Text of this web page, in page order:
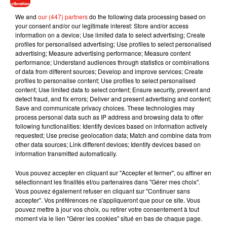
Retrouvez
revue à partir du 2 mai ! �x�
pic.twitter.com/5dJlWevzz6
— Paradis Latin (@Paradis_Latin)19 mars 2019
Musique
7 août 2026
Julien Lieb s’essaye à la vie de chatelain
dans son nouveau clip
7 août 2026
Madonna sort enfin le remix de « Love
Sensation » avec Kylie Minogue
We and our (447) partnersdo the following data processing based on
your consent and/or our legitimate interest: Store and/or access
information on a device; Use limited data to select advertising; Create
profiles for personalised advertising; Use profiles to select personalised
advertising; Measure advertising performance; Measure content
performance; Understand audiences through statistics or combinations
of data from different sources; Develop and improve services; Create
profiles to personalise content; Use profiles to select personalised
content; Use limited data to select content; Ensure security, prevent and
detect fraud, and fix errors; Deliver and present advertising and content;
Save and communicate privacy choices. These technologies may
process personal data such as IP address and browsing data to offer
following functionalities: Identify devices based on information actively
requested; Use precise geolocation data; Match and combine data from
other data sources; Link different devices; Identify devices based on
information transmitted automatically.
Vous pouvez accepter en cliquant sur "Accepter et fermer", ou affiner en
sélectionnant les finalités et/ou partenaires dans "Gérer mes choix".
Vous pouvez également refuser en cliquant sur "Continuer sans
accepter". Vos préférences ne s'appliqueront que pour ce site. Vous
pouvez mettre à jour vos choix, ou retirer votre consentement à tout
moment via le lien "Gérer les cookies" situé en bas de chaque page.